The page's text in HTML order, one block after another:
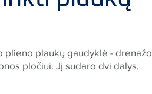
plaukų gaudyklė - drenažo
pločiui. Jį sudaro dvi dalys,